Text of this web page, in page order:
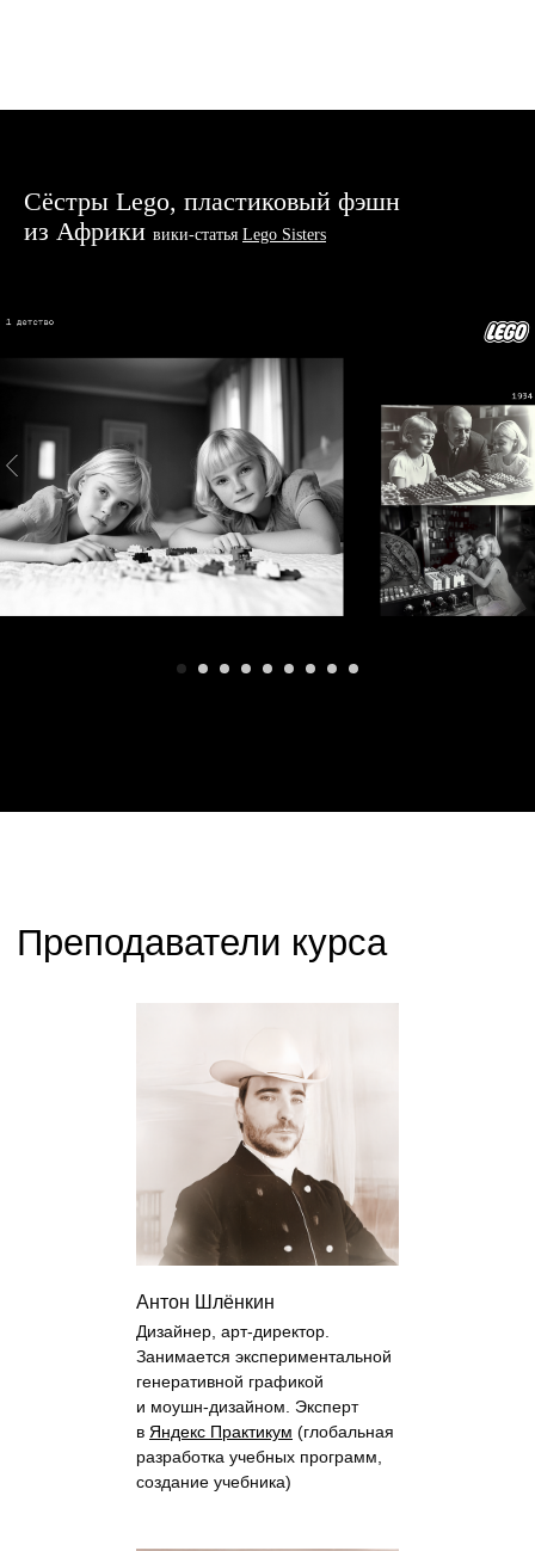
Сёстры Lego, пластиковый фэшн
из Африки вики-статья Lego Sisters
Антон Шлёнкин
Дизайнер, арт-директор.
Занимается экспериментальной
генеративной графикой
и моушн-дизайном. Эксперт
в Яндекс Практикум (глобальная
разработка учебных программ,
создание учебника)